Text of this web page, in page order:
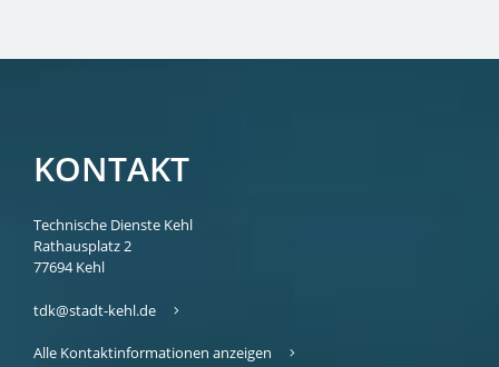
KONTAKT
Technische Dienste Kehl
Rathausplatz 2
77694 Kehl
tdk@stadt-kehl.de
Alle Kontaktinformationen anzeigen